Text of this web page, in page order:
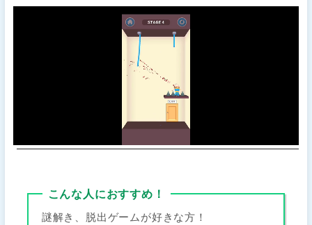
こんな人におすすめ！
謎解き、脱出ゲームが好きな方！